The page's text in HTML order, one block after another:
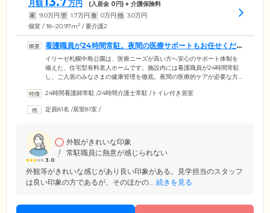
月額 万円 (入居金 0円) + 介護保険料
家 9.0万円 管 1.7万円 食 0万円 他 3.0万円
個室 / 18~20.97m2 / 要介護2
看護職員が24時間常駐。夜間の医療サポートもお任せくだ
さい
イリーゼ札幌中島公園は、医療ニーズが高い方へ安心のサポート体制を
備えた、住宅型有料老人ホームです。施設内には看護職員が24時間常駐
し、ご入居のみなさまの健康管理を徹底。夜間の医療的ケアが必要な方
もちろん、水分摂取の促しから服薬管理まで、責任をもってご対応。お
お一人おひとりの生活スタイルに合わせて適切なケアをご提案させてい
24時間看護師常駐 /24時間介護士常駐 /トイレ付き居室
定員81名 /居室81室 /
3.0
外観がきれいな印象
常駐職員に熱意が感じられない
外観等がきれいな感じがあり良い印象がある。見学担当のスタッフ
は良い印象の方であるが、そのほかの... 続きを見る